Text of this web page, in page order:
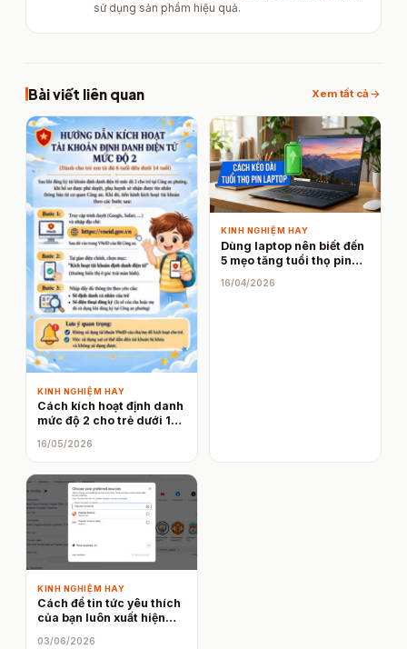
sử dụng sản phẩm hiệu quả.
Bài viết liên quan Xem tất cả arrow_forward
KINH NGHIỆM HAY
Cách kích hoạt định danh
mức độ 2 cho trẻ dưới 14
16/05/2026
KINH NGHIỆM HAY
Dùng laptop nên biết đến
5 mẹo tăng tuổi thọ pin
16/04/2026
KINH NGHIỆM HAY
Cách để tin tức yêu thích
của bạn luôn xuất hiện
03/06/2026